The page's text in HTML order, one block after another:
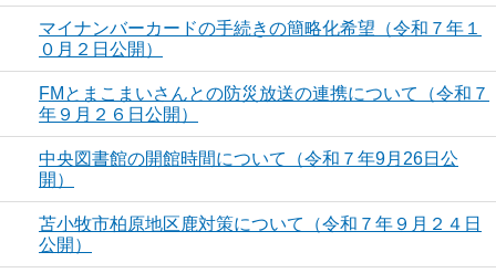
マイナンバーカードの手続きの簡略化希望（令和７年１
０月２日公開）
FMとまこまいさんとの防災放送の連携について（令和７
年９月２６日公開）
中央図書館の開館時間について（令和７年9月26日公
開）
苫小牧市柏原地区鹿対策について（令和７年９月２４日
公開）